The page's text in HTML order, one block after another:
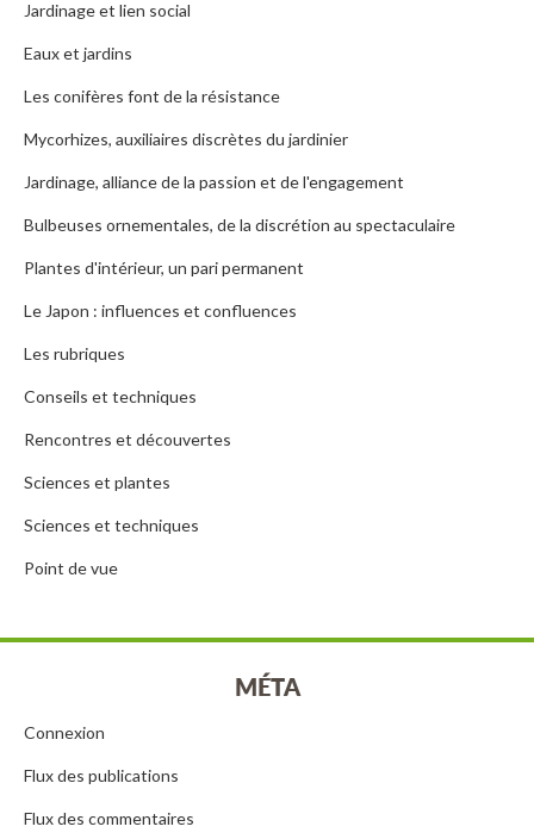
Jardinage et lien social
Eaux et jardins
Les conifères font de la résistance
Mycorhizes, auxiliaires discrètes du jardinier
Jardinage, alliance de la passion et de l'engagement
Bulbeuses ornementales, de la discrétion au spectaculaire
Plantes d'intérieur, un pari permanent
Le Japon : influences et confluences
Les rubriques
Conseils et techniques
Rencontres et découvertes
Sciences et plantes
Sciences et techniques
Point de vue
MÉTA
Connexion
Flux des publications
Flux des commentaires